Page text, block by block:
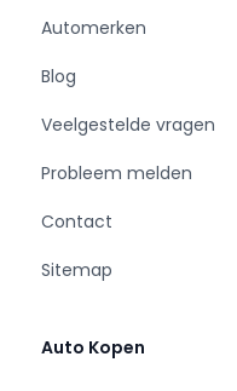
Automerken
Blog
Veelgestelde vragen
Probleem melden
Contact
Sitemap
Auto Kopen